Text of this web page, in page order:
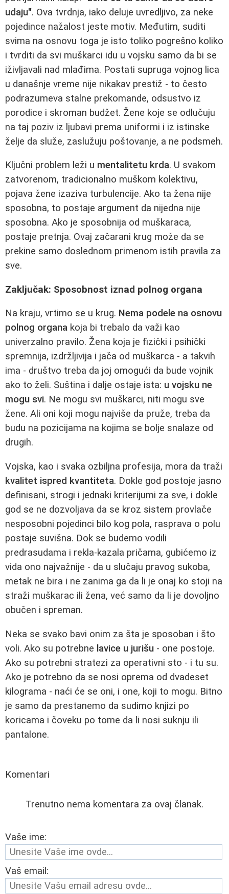
udaju". Ova tvrdnja, iako deluje uvredljivo, za neke
pojedince nažalost jeste motiv. Međutim, suditi
svima na osnovu toga je isto toliko pogrešno koliko
i tvrditi da svi muškarci idu u vojsku samo da bi se
iživljavali nad mlađima. Postati supruga vojnog lica
u današnje vreme nije nikakav prestiž - to često
podrazumeva stalne prekomande, odsustvo iz
porodice i skroman budžet. Žene koje se odlučuju
na taj poziv iz ljubavi prema uniformi i iz istinske
želje da služe, zaslužuju poštovanje, a ne podsmeh.
Ključni problem leži u mentalitetu krda. U svakom
zatvorenom, tradicionalno muškom kolektivu,
pojava žene izaziva turbulencije. Ako ta žena nije
sposobna, to postaje argument da nijedna nije
sposobna. Ako je sposobnija od muškaraca,
postaje pretnja. Ovaj začarani krug može da se
prekine samo doslednom primenom istih pravila za
sve.
Zaključak: Sposobnost iznad polnog organa
Na kraju, vrtimo se u krug. Nema podele na osnovu
polnog organa koja bi trebalo da važi kao
univerzalno pravilo. Žena koja je fizički i psihički
spremnija, izdržljivija i jača od muškarca - a takvih
ima - društvo treba da joj omogući da bude vojnik
ako to želi. Suština i dalje ostaje ista: u vojsku ne
mogu svi. Ne mogu svi muškarci, niti mogu sve
žene. Ali oni koji mogu najviše da pruže, treba da
budu na pozicijama na kojima se bolje snalaze od
drugih.
Vojska, kao i svaka ozbiljna profesija, mora da traži
kvalitet ispred kvantiteta. Dokle god postoje jasno
definisani, strogi i jednaki kriterijumi za sve, i dokle
god se ne dozvoljava da se kroz sistem provlače
nesposobni pojedinci bilo kog pola, rasprava o polu
postaje suvišna. Dok se budemo vodili
predrasudama i rekla-kazala pričama, gubićemo iz
vida ono najvažnije - da u slučaju pravog sukoba,
metak ne bira i ne zanima ga da li je onaj ko stoji na
straži muškarac ili žena, već samo da li je dovoljno
obučen i spreman.
Neka se svako bavi onim za šta je sposoban i što
voli. Ako su potrebne lavice u jurišu - one postoje.
Ako su potrebni stratezi za operativni sto - i tu su.
Ako je potrebno da se nosi oprema od dvadeset
kilograma - naći će se oni, i one, koji to mogu. Bitno
je samo da prestanemo da sudimo knjizi po
koricama i čoveku po tome da li nosi suknju ili
pantalone.
Komentari
Trenutno nema komentara za ovaj članak.
Vaše ime:
Vaš email: